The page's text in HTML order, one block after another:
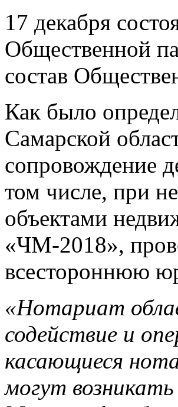
17 декабря
Общественной
состав
Как было
Самарской
сопровождение
том числе, при
объектами
«ЧМ-2018»,
всестороннюю
«Нотариат
содействие и
касающиеся
могут